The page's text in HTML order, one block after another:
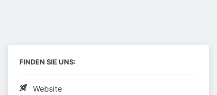
FINDEN SIE UNS:
Website